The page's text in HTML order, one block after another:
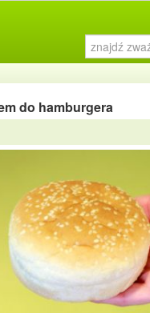
do hamburgera